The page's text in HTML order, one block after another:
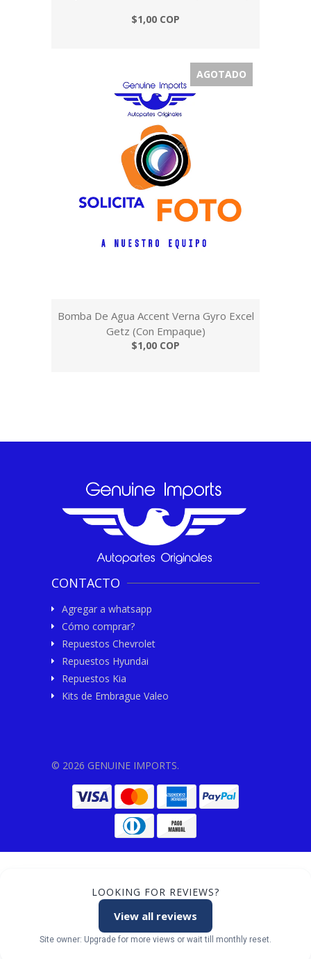
$1,00 COP
AGOTADO
Bomba De Agua Accent Verna Gyro Excel
Getz (Con Empaque)
$1,00 COP
CONTACTO
Agregar a whatsapp
Cómo comprar?
Repuestos Chevrolet
Repuestos Hyundai
Repuestos Kia
Kits de Embrague Valeo
© 2026 GENUINE IMPORTS.
LOOKING FOR REVIEWS?
View all reviews
Site owner: Upgrade for more views or wait till monthly reset.